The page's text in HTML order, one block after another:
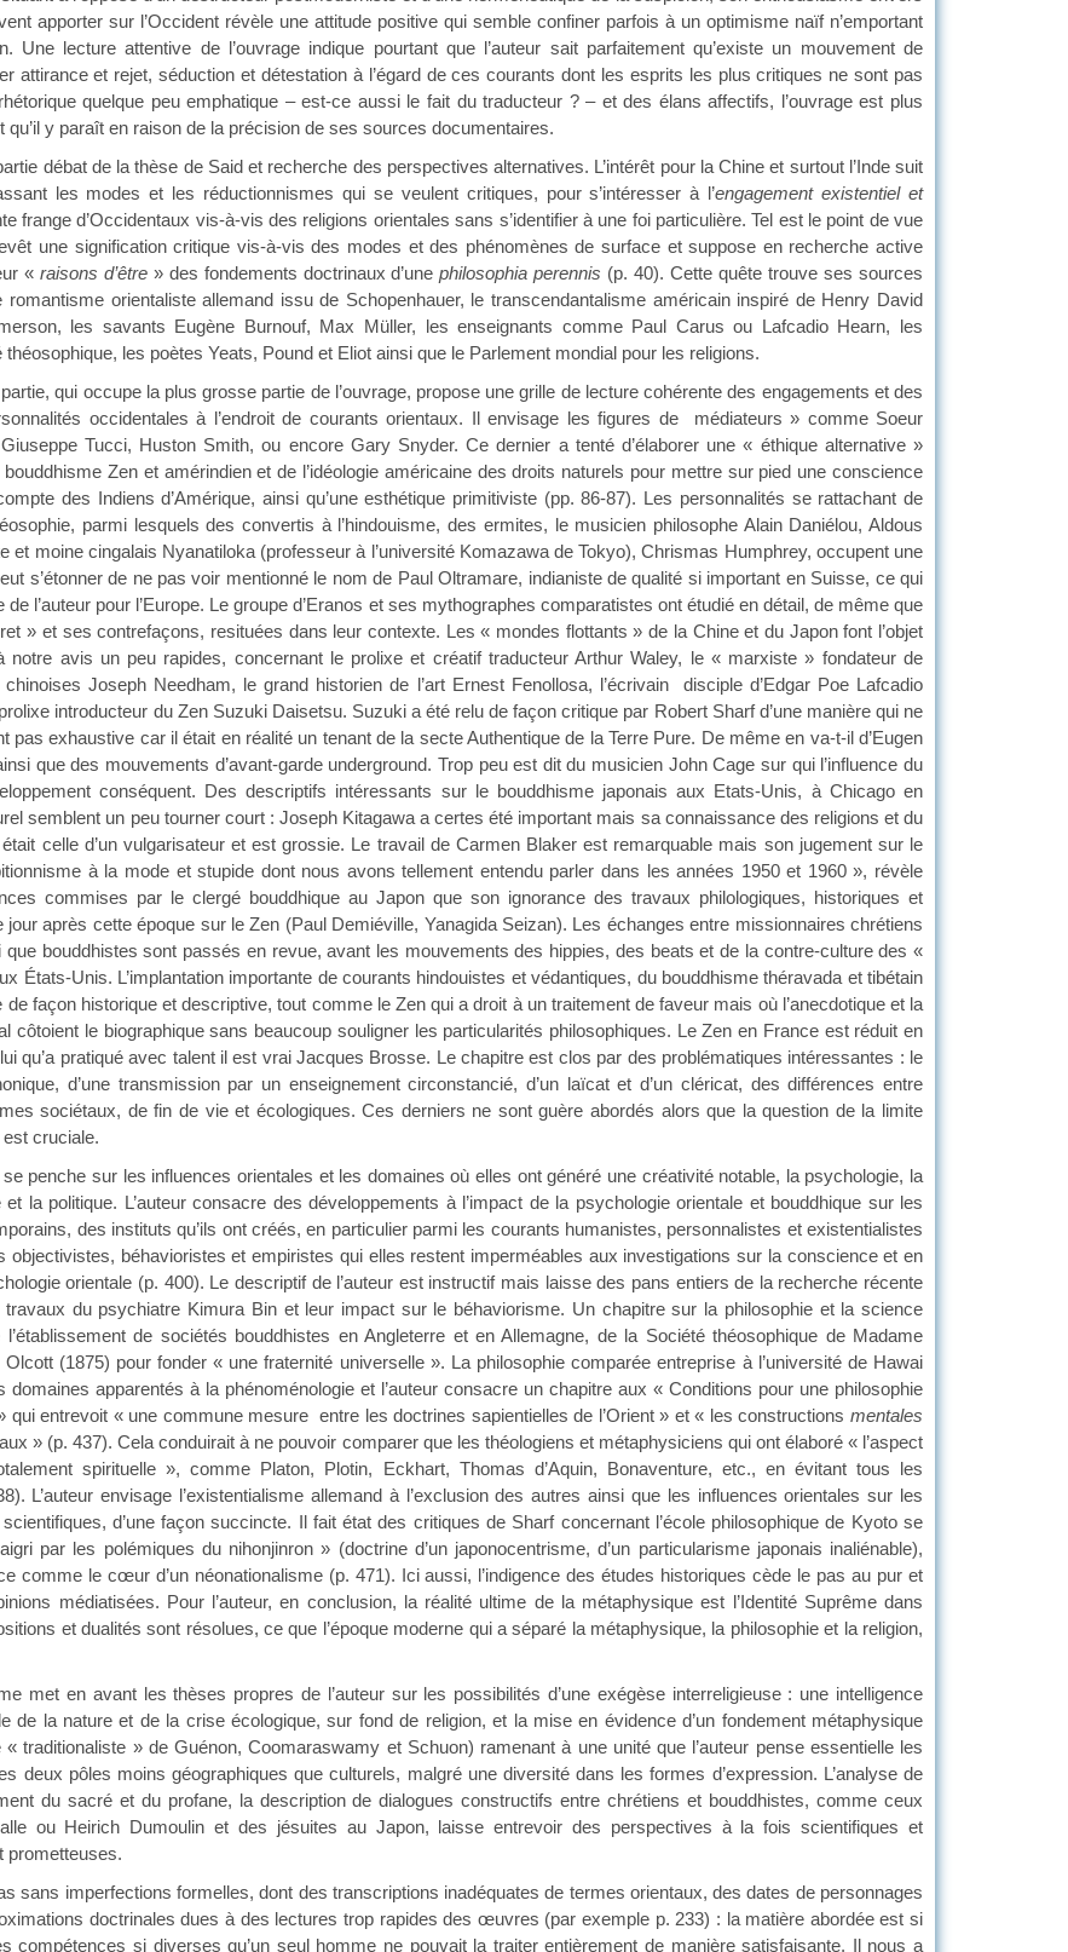
apporter sur l’Occident révèle une attitude positive qui semble confiner parfois à un optimisme naïf n’emportant
Une lecture attentive de l’ouvrage indique pourtant que l’auteur sait parfaitement qu’existe un mouvement de
attirance et rejet, séduction et détestation à l’égard de ces courants dont les esprits les plus critiques ne sont pas
quelque peu emphatique – est-ce aussi le fait du traducteur ? – et des élans affectifs, l’ouvrage est plus
qu’il y paraît en raison de la précision de ses sources documentaires.
de la thèse de Said et recherche des perspectives alternatives. L’intérêt pour la Chine et surtout l’Inde suit
les modes et les réductionnismes qui se veulent critiques, pour s’intéresser à l’engagement existentiel et
frange d’Occidentaux vis-à-vis des religions orientales sans s’identifier à une foi particulière. Tel est le point de vue
une signification critique vis-à-vis des modes et des phénomènes de surface et suppose en recherche active
« raisons d’être» des fondements doctrinaux d’unephilosophia perennis (p. 40). Cette quête trouve ses sources
orientaliste allemand issu de Schopenhauer, le transcendantalisme américain inspiré de Henry David
les savants Eugène Burnouf, Max Müller, les enseignants comme Paul Carus ou Lafcadio Hearn, les
les poètes Yeats, Pound et Eliot ainsi que le Parlement mondial pour les religions.
qui occupe la plus grosse partie de l’ouvrage, propose une grille de lecture cohérente des engagements et des
occidentales à l’endroit de courants orientaux. Il envisage les figures de médiateurs » comme Soeur
Tucci, Huston Smith, ou encore Gary Snyder. Ce dernier a tenté d’élaborer une « éthique alternative »
Zen et amérindien et de l’idéologie américaine des droits naturels pour mettre sur pied une conscience
des Indiens d’Amérique, ainsi qu’une esthétique primitiviste (pp. 86-87). Les personnalités se rattachant de
parmi lesquels des convertis à l’hindouisme, des ermites, le musicien philosophe Alain Daniélou, Aldous
et moine cingalais Nyanatiloka (professeur à l’université Komazawa de Tokyo), Chrismas Humphrey, occupent une
s’étonner de ne pas voir mentionné le nom de Paul Oltramare, indianiste de qualité si important en Suisse, ce qui
de l’auteur pour l’Europe. Le groupe d’Eranos et ses mythographes comparatistes ont étudié en détail, de même que
» et ses contrefaçons, resituées dans leur contexte. Les « mondes flottants » de la Chine et du Japon font l’objet
notre avis un peu rapides, concernant le prolixe et créatif traducteur Arthur Waley, le « marxiste » fondateur de
chinoises Joseph Needham, le grand historien de l’art Ernest Fenollosa, l’écrivain disciple d’Edgar Poe Lafcadio
introducteur du Zen Suzuki Daisetsu. Suzuki a été relu de façon critique par Robert Sharf d’une manière qui ne
pas exhaustive car il était en réalité un tenant de la secte Authentique de la Terre Pure. De même en va-t-il d’Eugen
que des mouvements d’avant-garde underground. Trop peu est dit du musicien John Cage sur qui l’influence du
conséquent. Des descriptifs intéressants sur le bouddhisme japonais aux Etats-Unis, à Chicago en
semblent un peu tourner court : Joseph Kitagawa a certes été important mais sa connaissance des religions et du
celle d’un vulgarisateur et est grossie. Le travail de Carmen Blaker est remarquable mais son jugement sur le
à la mode et stupide dont nous avons tellement entendu parler dans les années 1950 et 1960 », révèle
commises par le clergé bouddhique au Japon que son ignorance des travaux philologiques, historiques et
jour après cette époque sur le Zen (Paul Demiéville, Yanagida Seizan). Les échanges entre missionnaires chrétiens
que bouddhistes sont passés en revue, avant les mouvements des hippies, des beats et de la contre-culture des «
États-Unis. L’implantation importante de courants hindouistes et védantiques, du bouddhisme théravada et tibétain
façon historique et descriptive, tout comme le Zen qui a droit à un traitement de faveur mais où l’anecdotique et la
côtoient le biographique sans beaucoup souligner les particularités philosophiques. Le Zen en France est réduit en
qu’a pratiqué avec talent il est vrai Jacques Brosse. Le chapitre est clos par des problématiques intéressantes : le
d’une transmission par un enseignement circonstancié, d’un laïcat et d’un cléricat, des différences entre
sociétaux, de fin de vie et écologiques. Ces derniers ne sont guère abordés alors que la question de la limite
cruciale.
sur les influences orientales et les domaines où elles ont généré une créativité notable, la psychologie, la
la politique. L’auteur consacre des développements à l’impact de la psychologie orientale et bouddhique sur les
des instituts qu’ils ont créés, en particulier parmi les courants humanistes, personnalistes et existentialistes
objectivistes, béhavioristes et empiristes qui elles restent imperméables aux investigations sur la conscience et en
orientale (p. 400). Le descriptif de l’auteur est instructif mais laisse des pans entiers de la recherche récente
travaux du psychiatre Kimura Bin et leur impact sur le béhaviorisme. Un chapitre sur la philosophie et la science
de sociétés bouddhistes en Angleterre et en Allemagne, de la Société théosophique de Madame
(1875) pour fonder « une fraternité universelle ». La philosophie comparée entreprise à l’université de Hawai
domaines apparentés à la phénoménologie et l’auteur consacre un chapitre aux « Conditions pour une philosophie
qui entrevoit « une commune mesure entre les doctrines sapientielles de l’Orient » et « les constructions mentales
» (p. 437). Cela conduirait à ne pouvoir comparer que les théologiens et métaphysiciens qui ont élaboré « l’aspect
spirituelle », comme Platon, Plotin, Eckhart, Thomas d’Aquin, Bonaventure, etc., en évitant tous les
L’auteur envisage l’existentialisme allemand à l’exclusion des autres ainsi que les influences orientales sur les
d’une façon succincte. Il fait état des critiques de Sharf concernant l’école philosophique de Kyoto se
par les polémiques du nihonjinron » (doctrine d’un japonocentrisme, d’un particularisme japonais inaliénable),
comme le cœur d’un néonationalisme (p. 471). Ici aussi, l’indigence des études historiques cède le pas au pur et
médiatisées. Pour l’auteur, en conclusion, la réalité ultime de la métaphysique est l’Identité Suprême dans
et dualités sont résolues, ce que l’époque moderne qui a séparé la métaphysique, la philosophie et la religion,
avant les thèses propres de l’auteur sur les possibilités d’une exégèse interreligieuse : une intelligence
de la nature et de la crise écologique, sur fond de religion, et la mise en évidence d’un fondement métaphysique
traditionaliste » de Guénon, Coomaraswamy et Schuon) ramenant à une unité que l’auteur pense essentielle les
deux pôles moins géographiques que culturels, malgré une diversité dans les formes d’expression. L’analyse de
du sacré et du profane, la description de dialogues constructifs entre chrétiens et bouddhistes, comme ceux
ou Heirich Dumoulin et des jésuites au Japon, laisse entrevoir des perspectives à la fois scientifiques et
prometteuses.
imperfections formelles, dont des transcriptions inadéquates de termes orientaux, des dates de personnages
doctrinales dues à des lectures trop rapides des œuvres (par exemple p. 233) : la matière abordée est si
compétences si diverses qu’un seul homme ne pouvait la traiter entièrement de manière satisfaisante. Il nous a